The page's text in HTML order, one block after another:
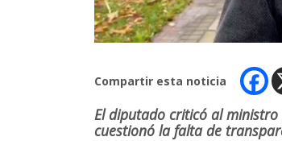
Compartir esta noticia
El diputado criticó al
cuestionó la falta de